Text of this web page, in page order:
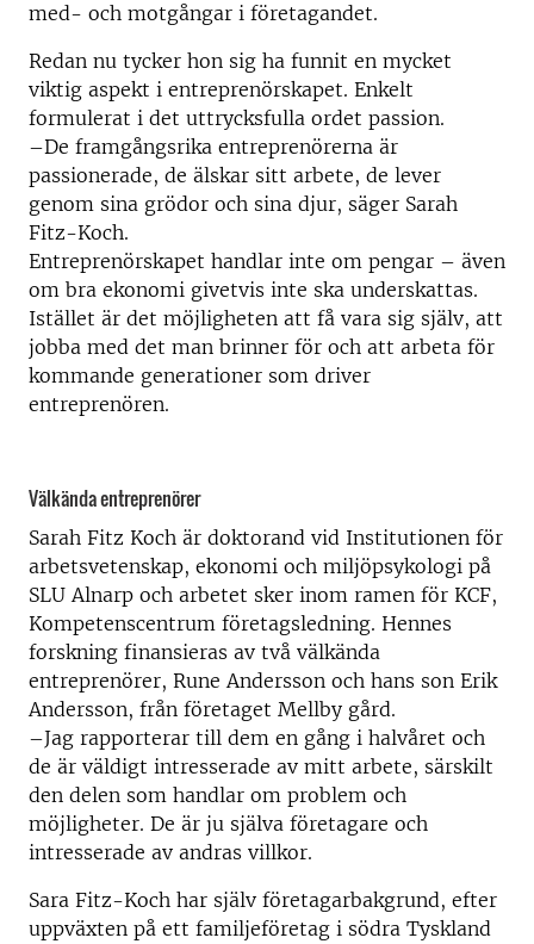
med- och motgångar i företagandet.
Redan nu tycker hon sig ha funnit en mycket
viktig aspekt i entreprenörskapet. Enkelt
formulerat i det uttrycksfulla ordet passion.
–De framgångsrika entreprenörerna är
passionerade, de älskar sitt arbete, de lever
genom sina grödor och sina djur, säger Sarah
Fitz-Koch.
Entreprenörskapet handlar inte om pengar – även
om bra ekonomi givetvis inte ska underskattas.
Istället är det möjligheten att få vara sig själv, att
jobba med det man brinner för och att arbeta för
kommande generationer som driver
entreprenören.
Välkända entreprenörer
Sarah Fitz Koch är doktorand vid Institutionen för
arbetsvetenskap, ekonomi och miljöpsykologi på
SLU Alnarp och arbetet sker inom ramen för KCF,
Kompetenscentrum företagsledning. Hennes
forskning finansieras av två välkända
entreprenörer, Rune Andersson och hans son Erik
Andersson, från företaget Mellby gård.
–Jag rapporterar till dem en gång i halvåret och
de är väldigt intresserade av mitt arbete, särskilt
den delen som handlar om problem och
möjligheter. De är ju själva företagare och
intresserade av andras villkor.
Sara Fitz-Koch har själv företagarbakgrund, efter
uppväxten på ett familjeföretag i södra Tyskland